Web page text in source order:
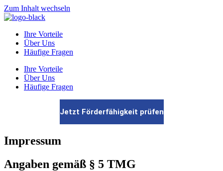
Zum Inhalt wechseln
Ihre Vorteile
Über Uns
Häufige Fragen
Ihre Vorteile
Über Uns
Häufige Fragen
Jetzt Förderfähigkeit prüfen
Impressum
Angaben gemäß § 5 TMG